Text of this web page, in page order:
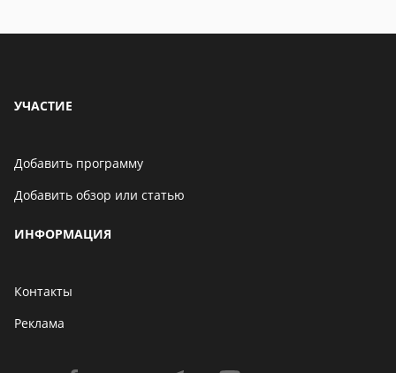
УЧАСТИЕ
Добавить программу
Добавить обзор или статью
ИНФОРМАЦИЯ
Контакты
Реклама